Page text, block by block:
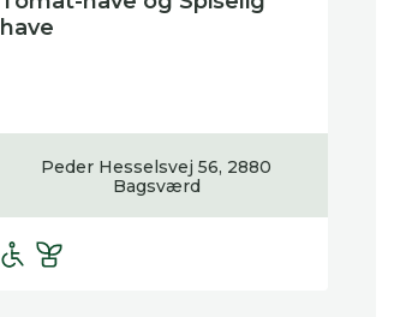
have
Peder Hesselsvej 56, 2880
Bagsværd